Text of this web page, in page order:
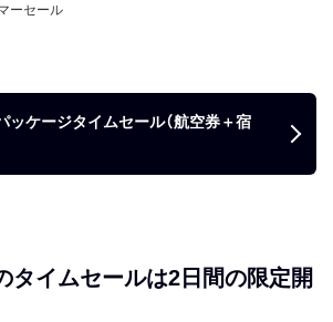
月12日
）〜6月16日（月）
2025年5月9日〜2026年4
ーセール
ケージタイムセール（航空券＋宿
タイムセールは2日間の限定開